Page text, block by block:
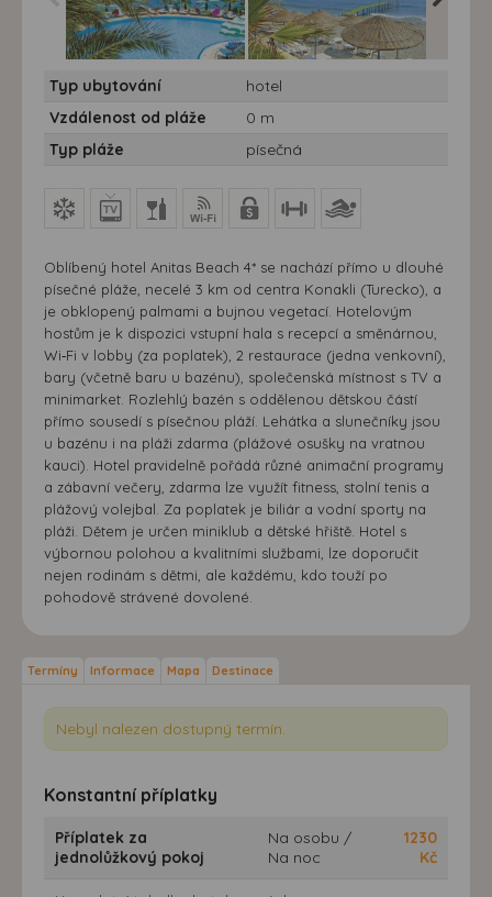
Turecko, Konakli - Hotel
Anitas
Typ ubytování
hotel
Vzdálenost od pláže
0 m
Typ pláže
písečná
Oblíbený hotel Anitas Beach 4* se nachází přímo u dlouhé
písečné pláže, necelé 3 km od centra Konakli (Turecko), a
je obklopený palmami a bujnou vegetací. Hotelovým
hostům je k dispozici vstupní hala s recepcí a směnárnou,
Wi‑Fi v lobby (za poplatek), 2 restaurace (jedna venkovní),
bary (včetně baru u bazénu), společenská místnost s TV a
minimarket. Rozlehlý bazén s oddělenou dětskou částí
přímo sousedí s písečnou pláží. Lehátka a slunečníky jsou
u bazénu i na pláži zdarma (plážové osušky na vratnou
kauci). Hotel pravidelně pořádá různé animační programy
a zábavní večery, zdarma lze využít fitness, stolní tenis a
plážový volejbal. Za poplatek je biliár a vodní sporty na
pláži. Dětem je určen miniklub a dětské hřiště. Hotel s
výbornou polohou a kvalitními službami, lze doporučit
nejen rodinám s dětmi, ale každému, kdo touží po
pohodově strávené dovolené.
Termíny Informace Mapa Destinace
Nebyl nalezen dostupný termín.
Konstantní příplatky
Příplatek za
jednolůžkový pokoj
Na osobu /
Na noc
1230
Kč